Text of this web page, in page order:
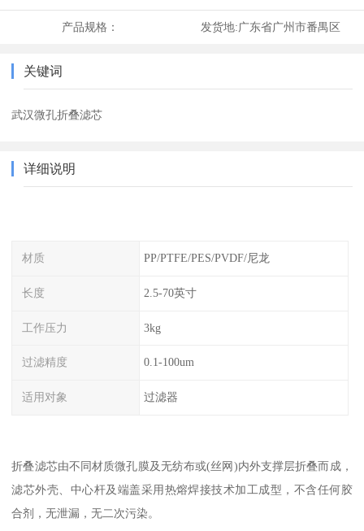
产品规格： 发货地:广东省广州市番禺区
关键词
武汉微孔折叠滤芯
详细说明
材质 PP/PTFE/PES/PVDF/尼龙
长度 2.5-70英寸
工作压力 3kg
过滤精度 0.1-100um
适用对象 过滤器
折叠滤芯由不同材质微孔膜及无纺布或(丝网)内外支撑层折叠而成，
滤芯外壳、中心杆及端盖采用热熔焊接技术加工成型，不含任何胶
合剂，无泄漏，无二次污染。